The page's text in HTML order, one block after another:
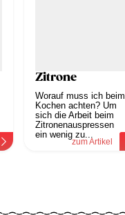
Zitrone
Worauf muss ich beim
Kochen achten? Um
sich die Arbeit beim
Zitronenauspressen
ein wenig zu...
zum Artikel